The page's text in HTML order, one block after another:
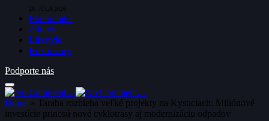
28. JÚLA 2026
Ekonomika
Zdravie
Lifestyle
Rozhovory
Podporte nás
Home » Taraba rozbieha veľké projekty na Kysuciach: Miliónové
investície prinesú nové cyklotrasy aj modernizáciu odpadov